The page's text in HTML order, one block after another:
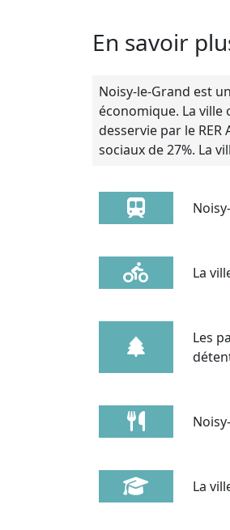
En savoir
Noisy-le-Grand est
économique. La ville
desservie par le
sociaux de 27%. La
La
Les
La